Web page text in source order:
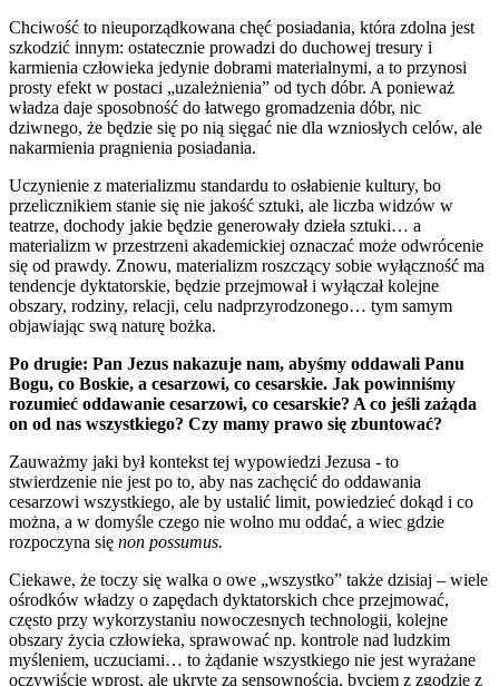
Chciwość to nieuporządkowana chęć posiadania, która zdolna jest
szkodzić innym: ostatecznie prowadzi do duchowej tresury i
karmienia człowieka jedynie dobrami materialnymi, a to przynosi
prosty efekt w postaci „uzależnienia” od tych dóbr. A ponieważ
władza daje sposobność do łatwego gromadzenia dóbr, nic
dziwnego, że będzie się po nią sięgać nie dla wzniosłych celów, ale
nakarmienia pragnienia posiadania.
Uczynienie z materializmu standardu to osłabienie kultury, bo
przelicznikiem stanie się nie jakość sztuki, ale liczba widzów w
teatrze, dochody jakie będzie generowały dzieła sztuki… a
materializm w przestrzeni akademickiej oznaczać może odwrócenie
się od prawdy. Znowu, materializm roszczący sobie wyłączność ma
tendencje dyktatorskie, będzie przejmował i wyłączał kolejne
obszary, rodziny, relacji, celu nadprzyrodzonego… tym samym
objawiając swą naturę bożka.
Po drugie: Pan Jezus nakazuje nam, abyśmy oddawali Panu
Bogu, co Boskie, a cesarzowi, co cesarskie. Jak powinniśmy
rozumieć oddawanie cesarzowi, co cesarskie? A co jeśli zażąda
on od nas wszystkiego? Czy mamy prawo się zbuntować?
Zauważmy jaki był kontekst tej wypowiedzi Jezusa - to
stwierdzenie nie jest po to, aby nas zachęcić do oddawania
cesarzowi wszystkiego, ale by ustalić limit, powiedzieć dokąd i co
można, a w domyśle czego nie wolno mu oddać, a wiec gdzie
rozpoczyna się non possumus.
Ciekawe, że toczy się walka o owe „wszystko” także dzisiaj – wiele
ośrodków władzy o zapędach dyktatorskich chce przejmować,
często przy wykorzystaniu nowoczesnych technologii, kolejne
obszary życia człowieka, sprawować np. kontrole nad ludzkim
myśleniem, uczuciami… to żądanie wszystkiego nie jest wyrażane
oczywiście wprost, ale ukryte za sensownością, byciem z zgodzie z